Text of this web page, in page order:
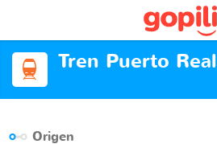
Tren Puerto